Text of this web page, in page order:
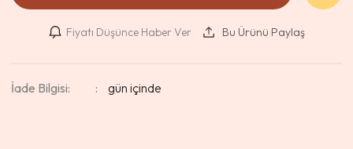
Fiyatı Düşünce Haber Ver Bu Ürünü Paylaş
İade Bilgisi: